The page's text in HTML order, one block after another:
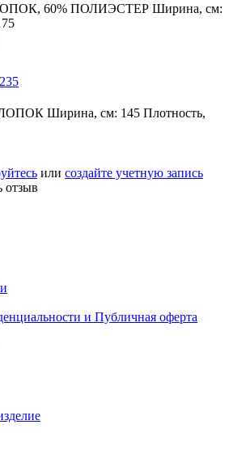
60% ПОЛИЭСТЕР Ширина, см:
Ширина, см: 145 Плотность,
или создайте учетную запись
отзыв
и Публичная оферта